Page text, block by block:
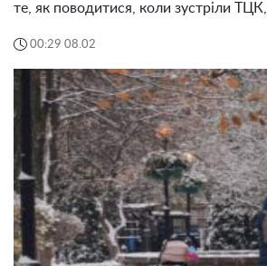
те, як поводитися, коли зустріли ТЦК,
00:29 08.02